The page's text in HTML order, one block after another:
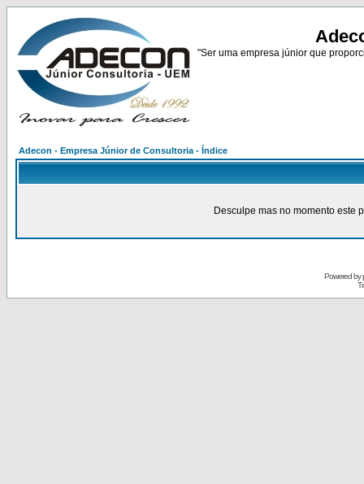
"Ser uma empresa júnior que
Adecon - Empresa Júnior de Consultoria - Índice
Desculpe mas no momento este
Powered by